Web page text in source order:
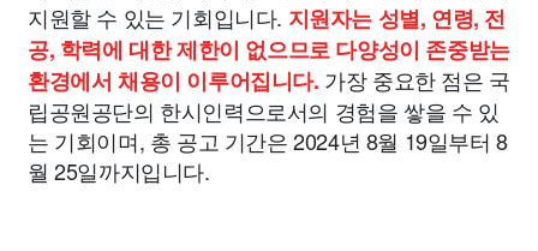
지원할 수 있는 기회입니다. 지원자는 성별, 연령, 전
공, 학력에 대한 제한이 없으므로 다양성이 존중받는
환경에서 채용이 이루어집니다. 가장 중요한 점은 국
립공원공단의 한시인력으로서의 경험을 쌓을 수 있
는 기회이며, 총 공고 기간은 2024년 8월 19일부터 8
월 25일까지입니다.